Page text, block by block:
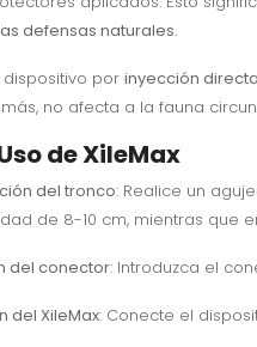
defensas naturales.
por inyección
no afecta a la fauna
de XileMax
del tronco: Realice un
de 8-10 cm, mientras que
del conector: Introduzca el
del XileMax: Conecte el